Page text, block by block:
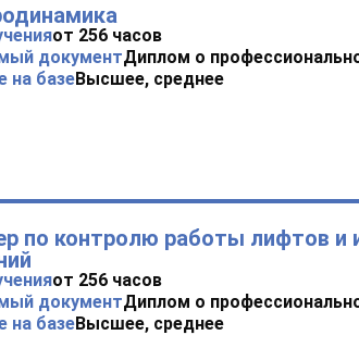
от 256 часов
документДиплом о
на базеВысшее, среднее
по контролю работы лифтов и
от 256 часов
документДиплом о
на базеВысшее, среднее